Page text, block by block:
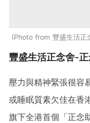
Photo from 豐盛生活正
豐盛生活正念舍-
壓力與精神緊張很容
或睡眠質素欠佳在香
旗下全港首個「正念